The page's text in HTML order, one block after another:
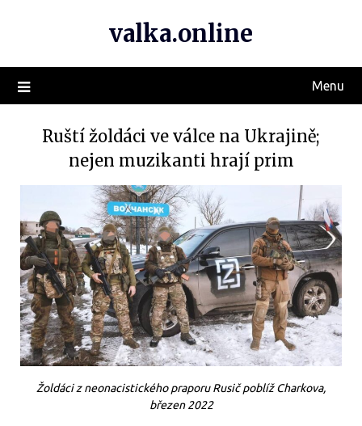
valka.online
Menu
Ruští žoldáci ve válce na Ukrajině;
nejen muzikanti hrají prim
Žoldáci z neonacistického praporu Rusič poblíž Charkova,
březen 2022